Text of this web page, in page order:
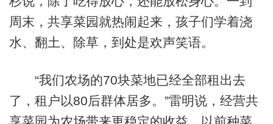
周末，共享菜园就热闹起来，孩子们学着浇
水、翻土、除草，到处是欢声笑语。
“我们农场的70块菜地已经全部租出去
了，租户以80后群体居多。”雷明说，经营共
享菜园为农场带来更稳定的收益，以前种菜